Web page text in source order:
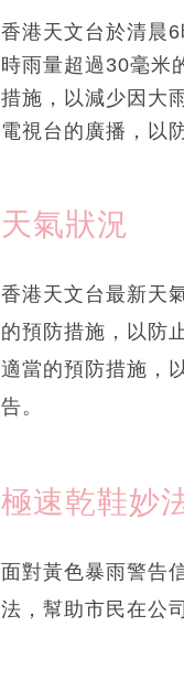
香港天文台於清晨
時雨量超過30毫米
措施，以減少因大
電視台的廣播，以
天氣狀況
香港天文台最新天
的預防措施，以防
適當的預防措施，
告。
極速乾鞋妙
面對黃色暴雨警告
法，幫助市民在公